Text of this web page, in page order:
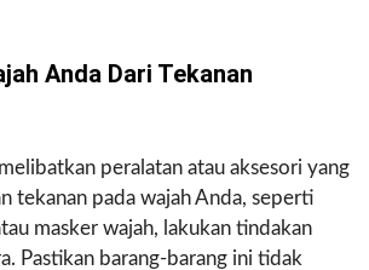
Anda Dari Tekanan
peralatan atau aksesori yang
tekanan pada wajah Anda, seperti
masker wajah, lakukan tindakan
Pastikan barang-barang ini tidak